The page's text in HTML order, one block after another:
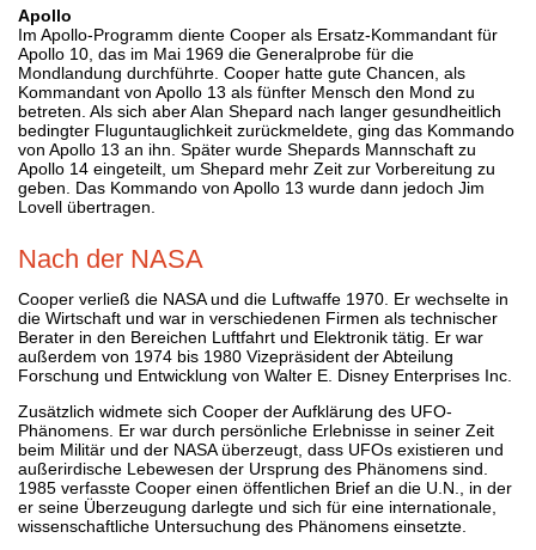
Apollo
Im Apollo-Programm diente Cooper als Ersatz-Kommandant für
Apollo 10, das im Mai 1969 die Generalprobe für die
Mondlandung durchführte. Cooper hatte gute Chancen, als
Kommandant von Apollo 13 als fünfter Mensch den Mond zu
betreten. Als sich aber Alan Shepard nach langer gesundheitlich
bedingter Fluguntauglichkeit zurückmeldete, ging das Kommando
von Apollo 13 an ihn. Später wurde Shepards Mannschaft zu
Apollo 14 eingeteilt, um Shepard mehr Zeit zur Vorbereitung zu
geben. Das Kommando von Apollo 13 wurde dann jedoch Jim
Lovell übertragen.
Nach der NASA
Cooper verließ die NASA und die Luftwaffe 1970. Er wechselte in
die Wirtschaft und war in verschiedenen Firmen als technischer
Berater in den Bereichen Luftfahrt und Elektronik tätig. Er war
außerdem von 1974 bis 1980 Vizepräsident der Abteilung
Forschung und Entwicklung von Walter E. Disney Enterprises Inc.
Zusätzlich widmete sich Cooper der Aufklärung des UFO-
Phänomens. Er war durch persönliche Erlebnisse in seiner Zeit
beim Militär und der NASA überzeugt, dass UFOs existieren und
außerirdische Lebewesen der Ursprung des Phänomens sind.
1985 verfasste Cooper einen öffentlichen Brief an die U.N., in der
er seine Überzeugung darlegte und sich für eine internationale,
wissenschaftliche Untersuchung des Phänomens einsetzte.